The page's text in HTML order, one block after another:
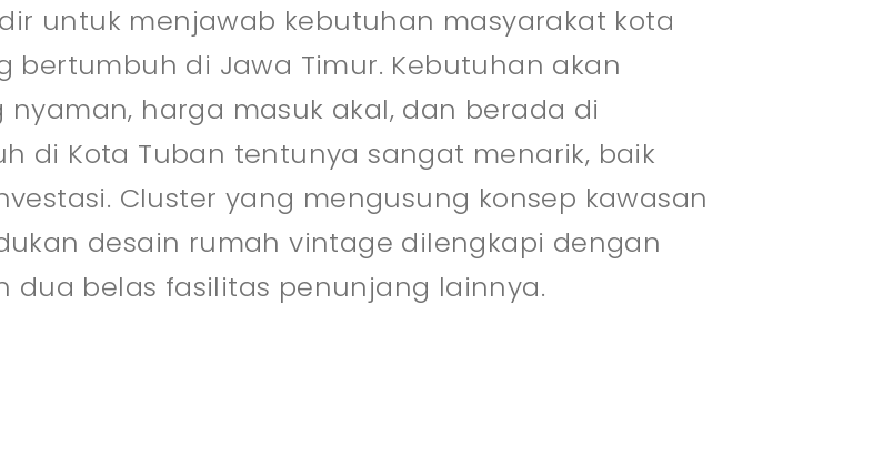
untuk menjawab kebutuhan masyarakat kota
bertumbuh di Jawa Timur. Kebutuhan akan
harga masuk akal, dan berada di
di Kota Tuban tentunya sangat menarik, baik
Cluster yang mengusung konsep kawasan
desain rumah vintage dilengkapi dengan
dua belas fasilitas penunjang lainnya.